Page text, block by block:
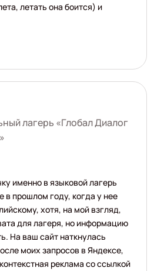
летать она боится) и
лагерь «Глобал Диалог
именно в языковой лагерь
в прошлом году, когда у нее
хотя, на мой взгляд,
для лагеря, но информацию
На ваш сайт наткнулась
моих запросов в Яндексе,
реклама со ссылкой